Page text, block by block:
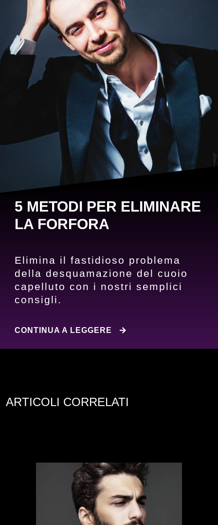
5 METODI PER ELIMINARE
LA FORFORA
Elimina il fastidioso problema
della desquamazione del cuoio
capelluto con i nostri semplici
consigli.
CONTINUA A LEGGERE 5 METODI PER
ARTICOLI CORRELATI